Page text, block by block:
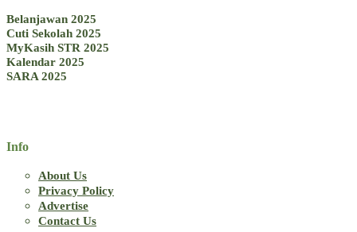
Belanjawan 2025
Cuti Sekolah 2025
MyKasih STR 2025
Kalendar 2025
SARA 2025
Info
About Us
Privacy Policy
Advertise
Contact Us